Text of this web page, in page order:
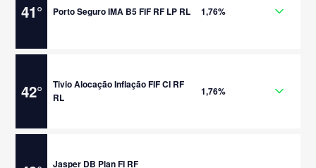
41° Porto Seguro IMA B5 FIF RF LP RL 1,76%
42°
Tivio Alocação Inflação FIF CI RF
RL
1,76%
Jasper DB Plan FI RF